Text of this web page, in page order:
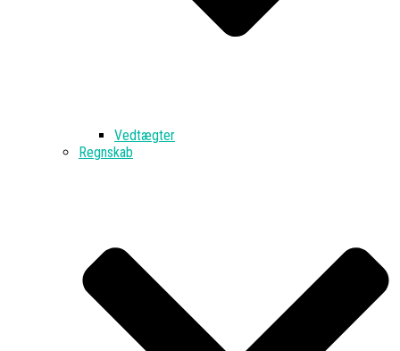
Vedtægter
Regnskab